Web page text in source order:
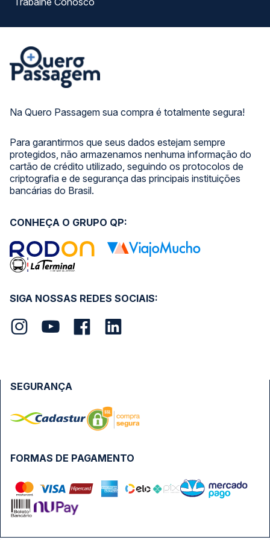
Na Quero Passagem sua compra é totalmente segura!
Para garantirmos que seus dados estejam sempre
protegidos, não armazenamos nenhuma informação do
cartão de crédito utilizado, seguindo os protocolos de
criptografia e de segurança das principais instituições
bancárias do Brasil.
SIGA NOSSAS REDES SOCIAIS:
CONHEÇA O GRUPO QP:
FORMAS DE PAGAMENTO
SEGURANÇA